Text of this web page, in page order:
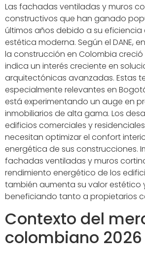
Las fachadas ventiladas y muros
constructivos que han ganado
últimos años debido a su
estética moderna. Según el DANE,
la construcción en Colombia creció
indica un interés creciente en
arquitectónicas avanzadas. Estas
especialmente relevantes en
está experimentando un auge en
inmobiliarios de alta gama. Los
edificios comerciales y
necesitan optimizar el confort
energética de sus construcciones.
fachadas ventiladas y muros
rendimiento energético de los
también aumenta su valor estético
beneficiando tanto a propietarios
Contexto del
colombiano 2026